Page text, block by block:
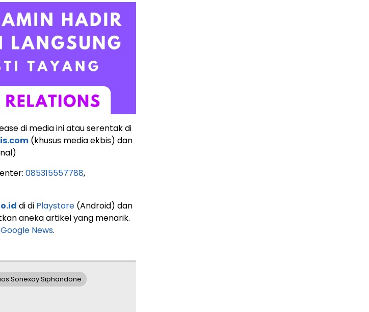
di media ini atau serentak di
(khusus media ekbis) dan
085315557788,
di di Playstore (Android) dan
aneka artikel yang menarik.
Google News.
Sonexay Siphandone